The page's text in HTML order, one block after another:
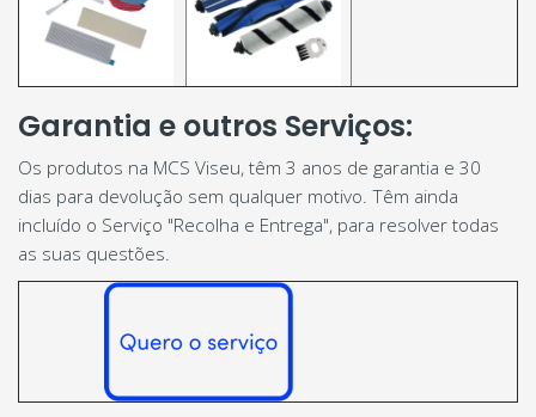
Garantia e outros Serviços:
Os produtos na MCS Viseu, têm 3 anos de garantia e 30
dias para devolução sem qualquer motivo. Têm ainda
incluído o Serviço "Recolha e Entrega", para resolver todas
as suas questões.